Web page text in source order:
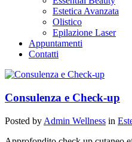
Estetica Avanzata
Olistico
Epilazione Laser
Appuntamenti
Contatti
Consulenza e Check-up
Posted by Admin Wellness in